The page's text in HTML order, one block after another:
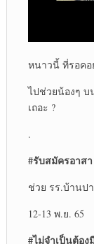
หนาวนี้ ที่รอค
ไปช่วยน้องๆ
เถอะ ?
.
#รับสมัครอาสา
ช่วย รร.บ้านป
12-13 พ.ย. 65
#ไม่จำเป็นต้อ